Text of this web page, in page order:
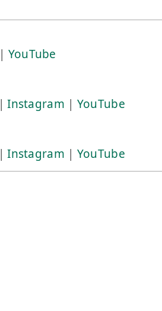
| YouTube
|Instagram | YouTube
|Instagram | YouTube